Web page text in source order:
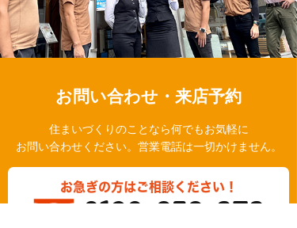
お問い合わせ・来店予約
住まいづくりのことなら何でもお気軽に
お問い合わせください。営業電話は一切かけません。
お急ぎの方はご相談ください！
0120-939-878